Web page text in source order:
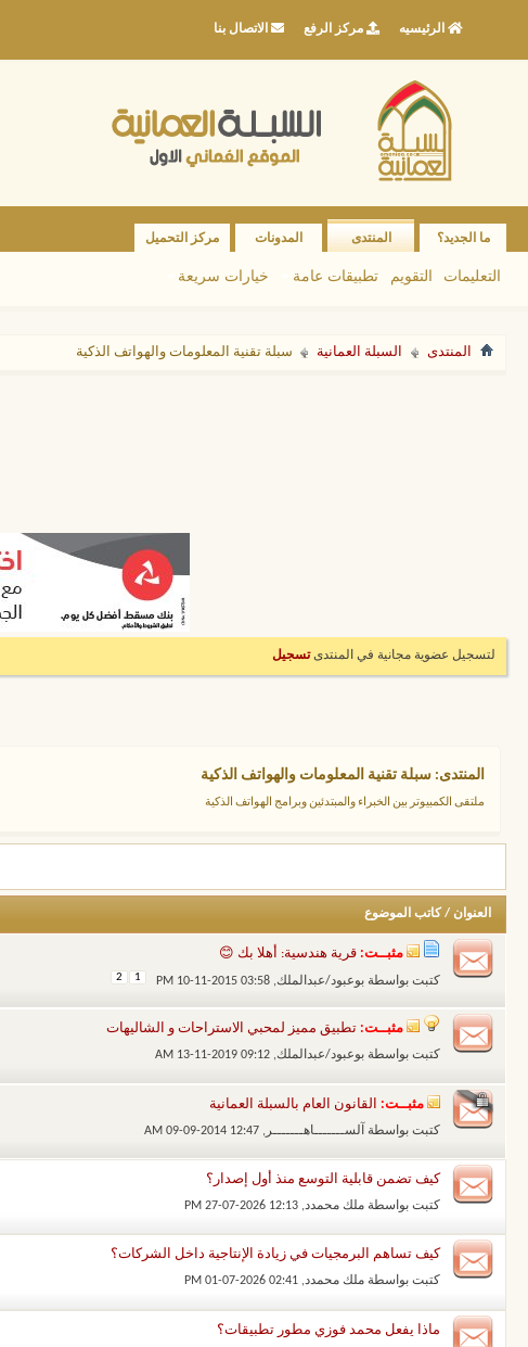
الرئيسيه مركز الرفع الاتصال بنا
ما الجديد؟ المنتدى
التعليمات التقويم تطبيقات عامة خيارات سريعة
المدونات مركز التحميل
المنتدى السبلة العمانية سبلة تقنية المعلومات والهواتف الذكية
لتسجيل عضوية مجانية في المنتدىتسجيل
المنتدى: سبلة تقنية المعلومات والهواتف الذكية
ملتقى الكمبيوتر بين الخبراء والمبتدئين وبرامج الهواتف الذكية
العنوان / كاتب الموضوع
مثبــت: قرية هندسية: أهلا بك 😊
كتبت بواسطة بوعبود/عبدالملك‏, 10-11-2015 03:58 PM
1
2
مثبــت: تطبيق مميز لمحبي الاستراحات و الشاليهات
كتبت بواسطة بوعبود/عبدالملك‏, 13-11-2019 09:12 AM
مثبــت: القانون العام بالسبلة العمانية
كتبت بواسطة آلســـــــاهـــــــر ‏, 09-09-2014 12:47 AM
كيف تضمن قابلية التوسع منذ أول إصدار؟
كتبت بواسطة ملك محمدد‏, 27-07-2026 12:13 PM
كيف تساهم البرمجيات في زيادة الإنتاجية داخل الشركات؟
كتبت بواسطة ملك محمدد‏, 01-07-2026 02:41 PM
ماذا يفعل محمد فوزي مطور تطبيقات؟